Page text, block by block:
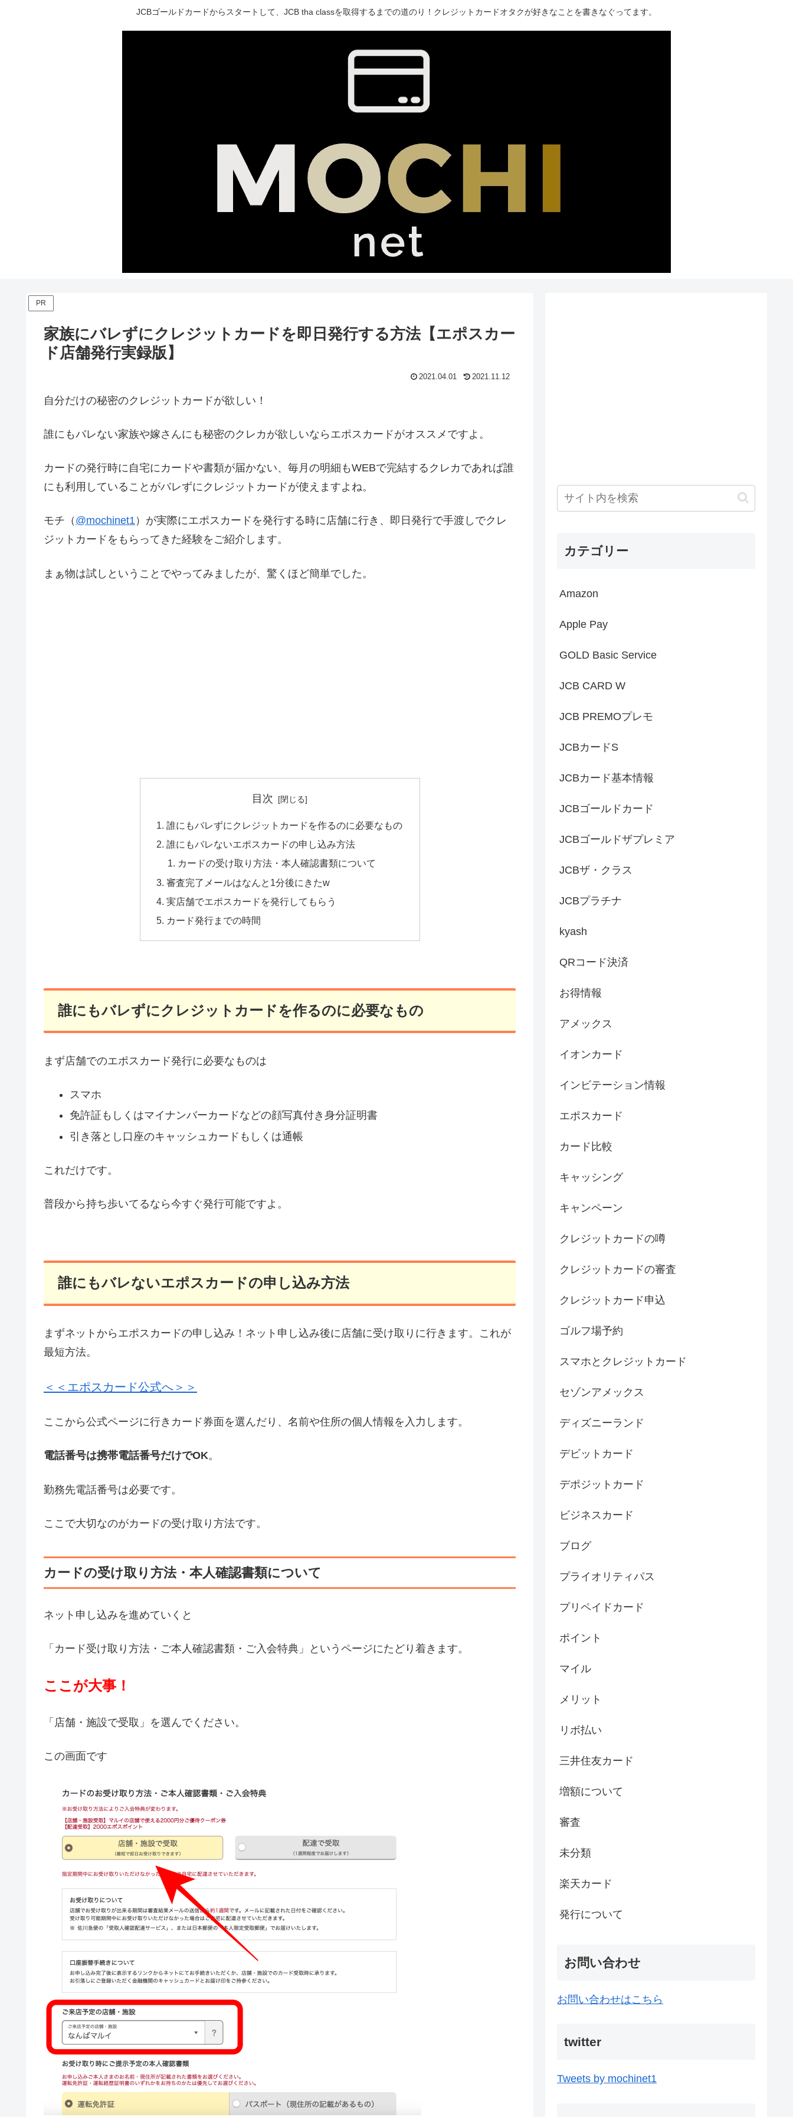
JCBゴールドカードからスタートして、JCB tha classを取得するまでの道のり！クレジットカードオタクが好きなことを書きなぐってます。
PR
家族にバレずにクレジットカードを即日発行する方法【エポスカー
ド店舗発行実録版】
2021.04.01 2021.11.12
自分だけの秘密のクレジットカードが欲しい！
誰にもバレない家族や嫁さんにも秘密のクレカが欲しいならエポスカードがオススメですよ。
カードの発行時に自宅にカードや書類が届かない、毎月の明細もWEBで完結するクレカであれば誰
にも利用していることがバレずにクレジットカードが使えますよね。
モチ（ @mochinet1）が実際にエポスカードを発行する時に店舗に行き、即日発行で手渡しでクレ
ジットカードをもらってきた経験をご紹介します。
まぁ物は試しということでやってみましたが、驚くほど簡単でした。
目次
誰にもバレずにクレジットカードを作るのに必要なもの
誰にもバレないエポスカードの申し込み方法
カードの受け取り方法・本人確認書類について
審査完了メールはなんと1分後にきたw
実店舗でエポスカードを発行してもらう
カード発行までの時間
誰にもバレずにクレジットカードを作るのに必要なもの
まず店舗でのエポスカード発行に必要なものは
スマホ
免許証もしくはマイナンバーカードなどの顔写真付き身分証明書
引き落とし口座のキャッシュカードもしくは通帳
これだけです。
普段から持ち歩いてるなら今すぐ発行可能ですよ。
誰にもバレないエポスカードの申し込み方法
まずネットからエポスカードの申し込み！ネット申し込み後に店舗に受け取りに行きます。これが
最短方法。
＜＜エポスカード公式へ＞＞
ここから公式ページに行きカード券面を選んだり、名前や住所の個人情報を入力します。
電話番号は携帯電話番号だけでOK。
勤務先電話番号は必要です。
ここで大切なのがカードの受け取り方法です。
カードの受け取り方法・本人確認書類について
ネット申し込みを進めていくと
「カード受け取り方法・ご本人確認書類・ご入会特典」というページにたどり着きます。
ここが大事！
「店舗・施設で受取」を選んでください。
この画面です
カテゴリー
Amazon
Apple Pay
GOLD Basic Service
JCB CARD W
JCB PREMOプレモ
JCBカードS
JCBカード基本情報
JCBゴールドカード
JCBゴールドザプレミア
JCBザ・クラス
JCBプラチナ
kyash
QRコード決済
お得情報
アメックス
イオンカード
インビテーション情報
エポスカード
カード比較
キャッシング
キャンペーン
クレジットカードの噂
クレジットカードの審査
クレジットカード申込
ゴルフ場予約
スマホとクレジットカード
セゾンアメックス
ディズニーランド
デビットカード
デポジットカード
ビジネスカード
ブログ
プライオリティパス
プリペイドカード
ポイント
マイル
メリット
リボ払い
三井住友カード
増額について
審査
未分類
楽天カード
発行について
お問い合わせ
お問い合わせはこちら
twitter
Tweets by mochinet1